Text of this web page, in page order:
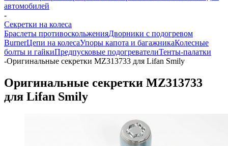
автомобилей
-
Секретки на колеса
Браслеты противоскольженияДворники с подогревом
BurnerЦепи на колесаУпоры капота и багажникаКолесные
болты и гайкиПредпусковые подогревателиТенты-палатки
-Оригинальные секретки MZ313733 для Lifan Smily
Оригинальные секретки MZ313733
для Lifan Smily